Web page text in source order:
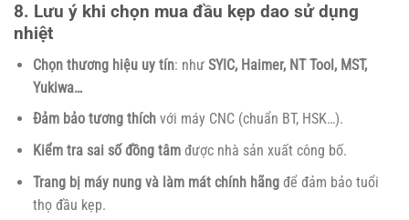
8. Lưu ý khi chọn mua đầu kẹp dao sử dụng
nhiệt
Chọn thương hiệu uy tín: như SYIC, Haimer, NT Tool, MST,
Yukiwa…
Đảm bảo tương thíchvới máy CNC (chuẩn BT, HSK…).
Kiểm tra sai số đồng tâmđược nhà sản xuất công bố.
Trang bị máy nung và làm mát chính hãngđể đảm bảo tuổi
thọ đầu kẹp.